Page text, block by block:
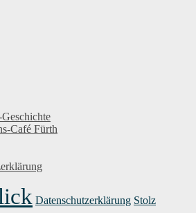
Café Fürth
Datenschutzerklärung Stolz